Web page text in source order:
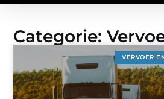
Categorie:
VERVOER